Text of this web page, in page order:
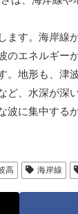
します。海岸線
のエネルギ
。地形も、
ど、水深が
に集中するか
高 海岸線